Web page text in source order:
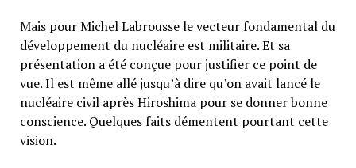
Mais pour Michel Labrousse le vecteur fondamental du
développement du nucléaire est militaire. Et sa
présentation a été conçue pour justifier ce point de
vue. Il est même allé jusqu’à dire qu’on avait lancé le
nucléaire civil après Hiroshima pour se donner bonne
conscience. Quelques faits démentent pourtant cette
vision.